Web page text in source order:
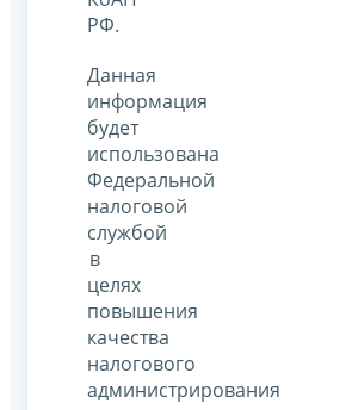
РФ.
Данная
информация
будет
использована
Федеральной
налоговой
службой
в
целях
повышения
качества
налогового
администрирования